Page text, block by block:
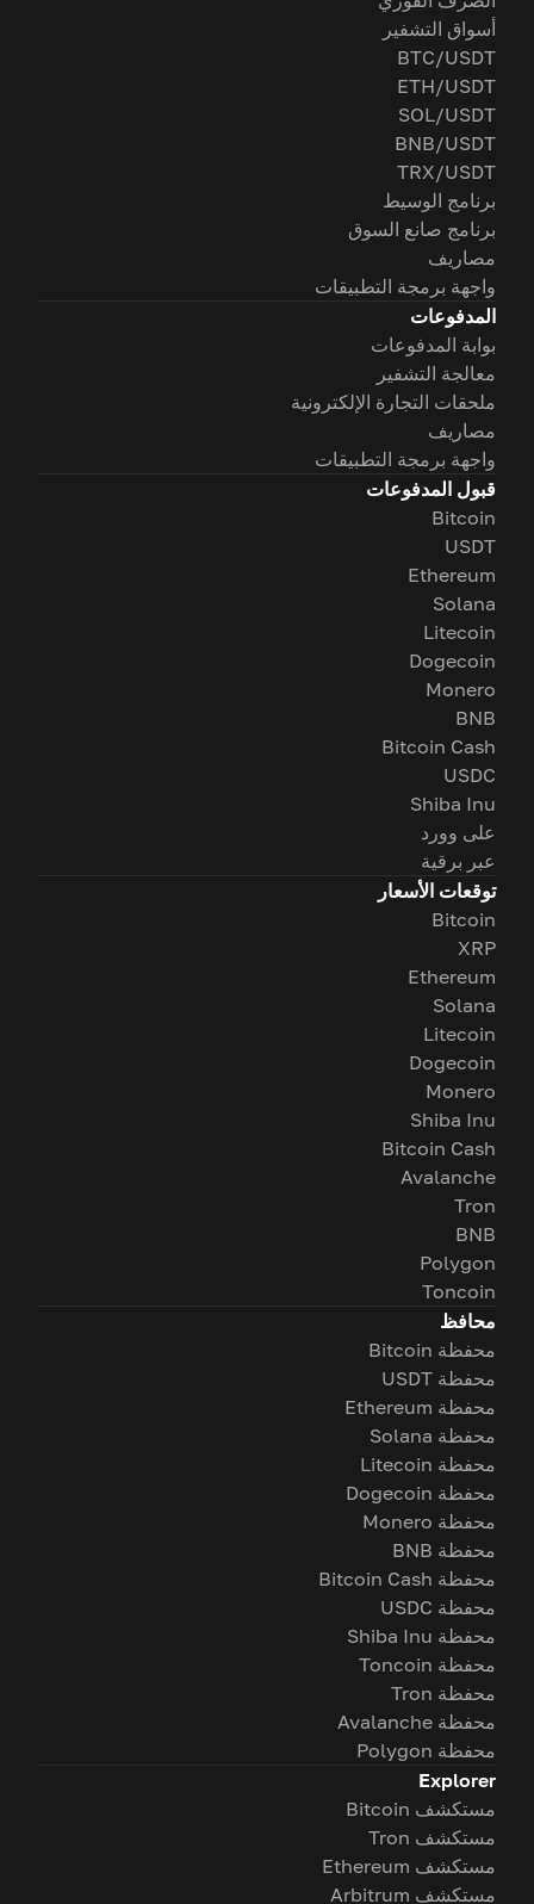
أسواق التشفير
BTC/USDT
ETH/USDT
SOL/USDT
BNB/USDT
TRX/USDT
برنامج الوسيط
برنامج صانع السوق
مصاريف
واجهة برمجة التطبيقات
المدفوعات
بوابة المدفوعات
معالجة التشفير
ملحقات التجارة الإلكترونية
مصاريف
واجهة برمجة التطبيقات
قبول المدفوعات
Bitcoin
USDT
Ethereum
Solana
Litecoin
Dogecoin
Monero
BNB
Bitcoin Cash
USDC
Shiba Inu
على وورد
عبر برقية
توقعات الأسعار
Bitcoin
XRP
Ethereum
Solana
Litecoin
Dogecoin
Monero
Shiba Inu
Bitcoin Cash
Avalanche
Tron
BNB
Polygon
Toncoin
محافظ
محفظة Bitcoin
محفظة USDT
محفظة Ethereum
محفظة Solana
محفظة Litecoin
محفظة Dogecoin
محفظة Monero
محفظة BNB
محفظة Bitcoin Cash
محفظة USDC
محفظة Shiba Inu
محفظة Toncoin
محفظة Tron
محفظة Avalanche
محفظة Polygon
Explorer
مستكشف Bitcoin
مستكشف Tron
مستكشف Ethereum
مستكشف Arbitrum